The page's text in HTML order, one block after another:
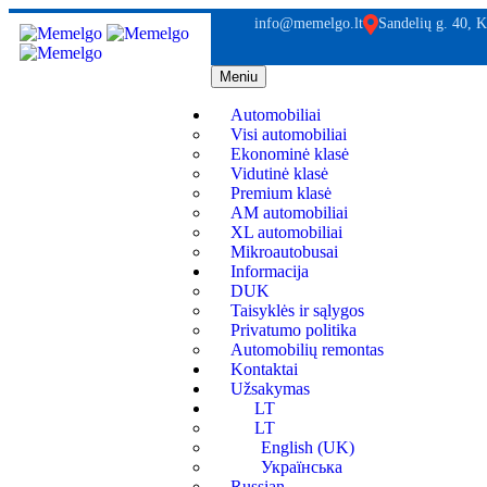
info@memelgo.lt Sandelių g. 40,
Meniu
Automobiliai
Visi automobiliai
Ekonominė klasė
Vidutinė klasė
Premium klasė
AM automobiliai
XL automobiliai
Mikroautobusai
Informacija
DUK
Taisyklės ir sąlygos
Privatumo politika
Automobilių remontas
Kontaktai
Užsakymas
LT
LT
English (UK)
Українська